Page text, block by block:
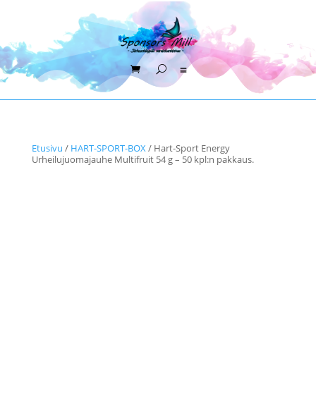
Etusivu / HART-SPORT-BOX/ Hart-Sport Energy
Urheilujuomajauhe Multifruit 54 g – 50 kpl:n pakkaus.